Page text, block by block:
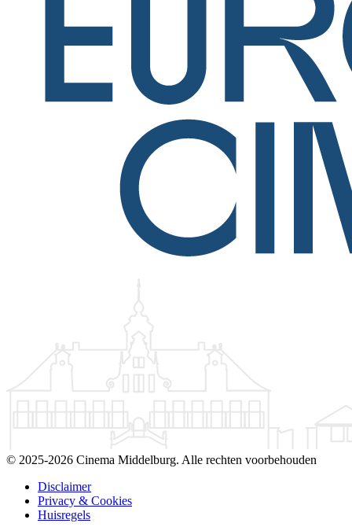
© 2025-2026 Cinema Middelburg. Alle rechten voorbehouden
Disclaimer
Privacy & Cookies
Huisregels